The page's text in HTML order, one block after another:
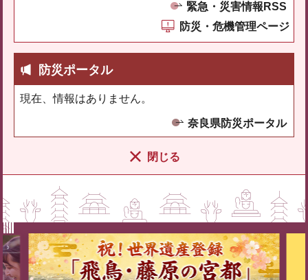
緊急・災害情報RSS
防災・危機管理ページ
防災ポータル
現在、情報はありません。
奈良県防災ポータル
閉じる